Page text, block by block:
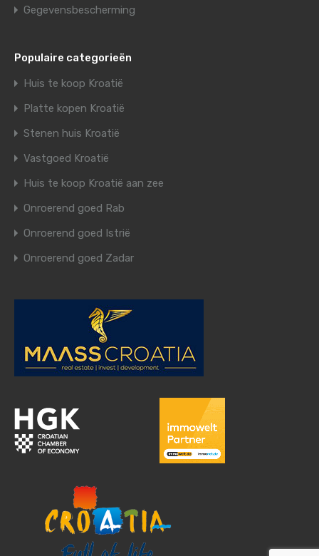
Gegevensbescherming
Populaire categorieën
Huis te koop Kroatië
Platte kopen Kroatië
Stenen huis Kroatië
Vastgoed Kroatië
Huis te koop Kroatië aan zee
Onroerend goed Rab
Onroerend goed Istrië
Onroerend goed Zadar